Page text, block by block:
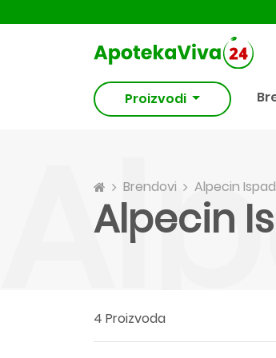
Proizvodi
Brendovi Alpecin
Alpecin
4 Proizvoda